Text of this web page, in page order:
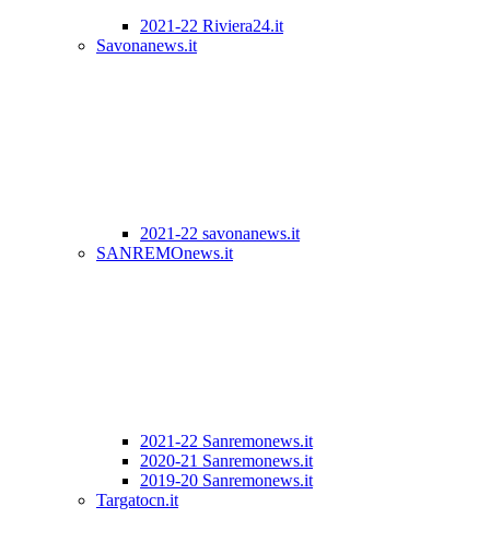
2021-22 Riviera24.it
Savonanews.it
2021-22 savonanews.it
SANREMOnews.it
2021-22 Sanremonews.it
2020-21 Sanremonews.it
2019-20 Sanremonews.it
Targatocn.it